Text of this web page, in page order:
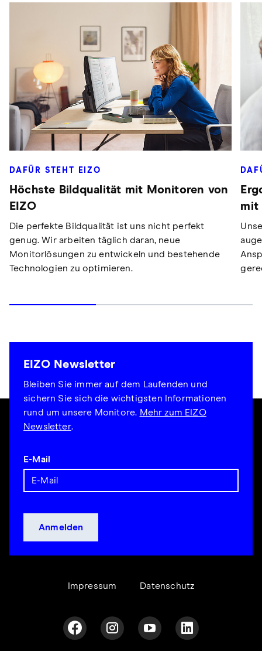
DAFÜR STEHT EIZO
Höchste Bildqualität mit Monitoren von
EIZO
Die perfekte Bildqualität ist uns nicht perfekt
genug. Wir arbeiten täglich daran, neue
Monitorlösungen zu entwickeln und bestehende
Technologien zu optimieren.
mit
EIZO Newsletter
Bleiben Sie immer auf dem Laufenden und
sichern Sie sich die wichtigsten Informationen
rund um unsere Monitore. Mehr zum EIZO
Newsletter.
E-Mail
Impressum Datenschutz